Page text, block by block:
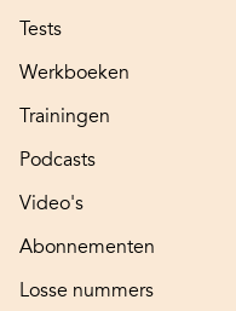
Tests
Werkboeken
Trainingen
Podcasts
Video's
Abonnementen
Losse nummers